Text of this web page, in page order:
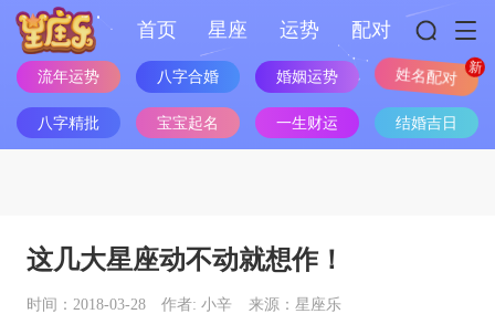
首页 星座 运势 配对
流年运势 八字合婚 婚姻运势 姓名配对
八字精批 宝宝起名 一生财运 结婚吉日
这几大星座动不动就想作！
时间：2018-03-28 作者: 小辛 来源：星座乐